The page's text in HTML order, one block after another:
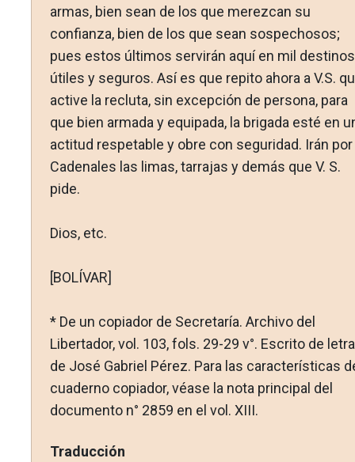
armas, bien sean de los que merez­can su
confianza, bien de los que sean sospechosos;
pues estos últimos servirán aquí en mil destinos
útiles y seguros. Así es que repito ahora a V.S.
active la recluta, sin excepción de persona, para
que bien armada y equipada, la brigada esté en
actitud respetable y obre con seguridad. Irán por
Cade­nales las limas, tarrajas y demás que V. S.
pide.
Dios, etc.
[BOLÍVAR]
* De un copiador de Secretaría. Archivo del
Libertador, vol. 103, fols. 29-29 v°. Escrito de letra
de José Gabriel Pérez. Para las características
cuaderno copiador, véase la nota principal del
documento n° 2859 en el vol. XIII.
Traducción